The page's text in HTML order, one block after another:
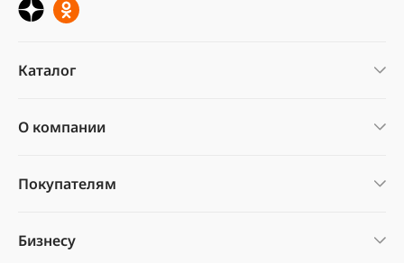
Каталог
О компании
Покупателям
Бизнесу